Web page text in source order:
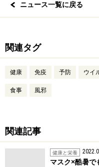
ニュース一覧に戻る
関連タグ
健康 免疫 予防 ウイ
食事 風邪
関連記事
健康と栄養
マスク×酷暑で